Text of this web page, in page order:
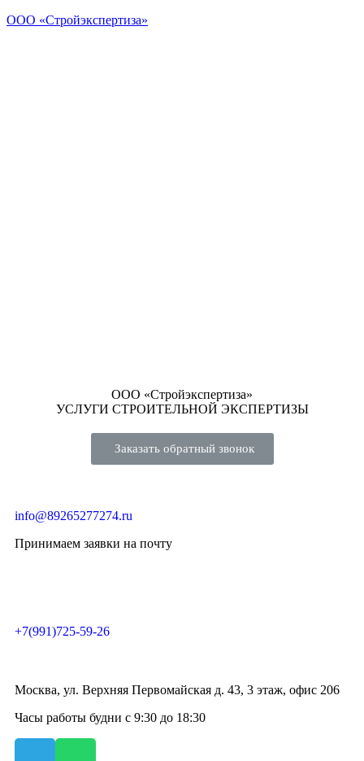
ООО «Стройэкспертиза»
ООО «Стройэкспертиза»
УСЛУГИ СТРОИТЕЛЬНОЙ ЭКСПЕРТИЗЫ
Заказать обратный звонок
info@89265277274.ru
Принимаем заявки на почту
+7(991)725-59-26
Москва, ул. Верхняя Первомайская д. 43, 3 этаж, офис 206
Часы работы будни с 9:30 до 18:30